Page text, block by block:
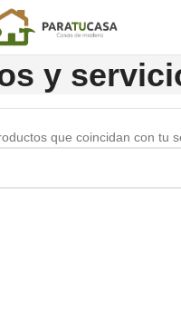
y
que coincidan con tu